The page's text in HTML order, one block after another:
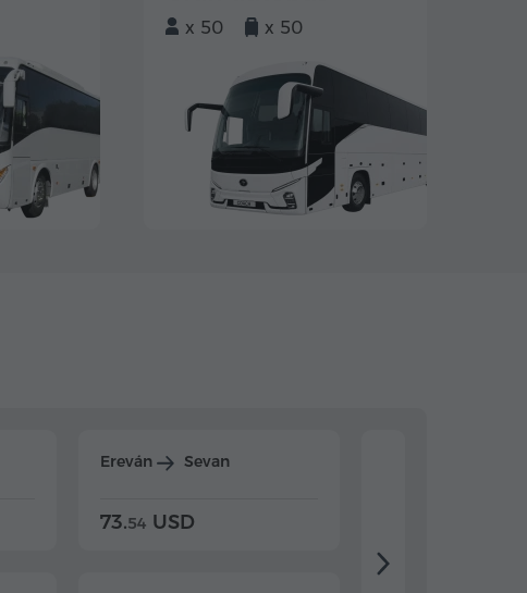
x 50 x 50
Ereván Sevan
73.54 USD